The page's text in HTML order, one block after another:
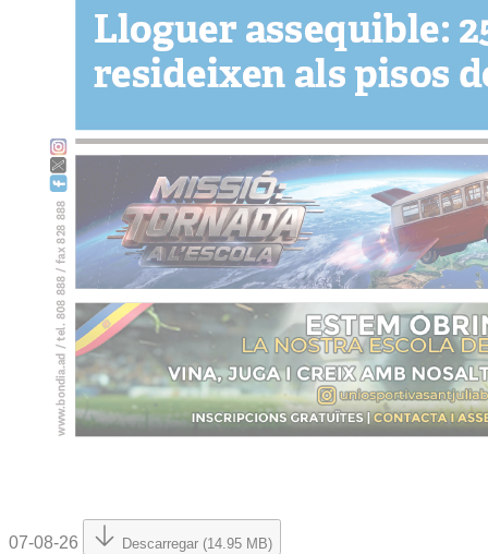
07-08-26 Descarregar (14.95 MB)